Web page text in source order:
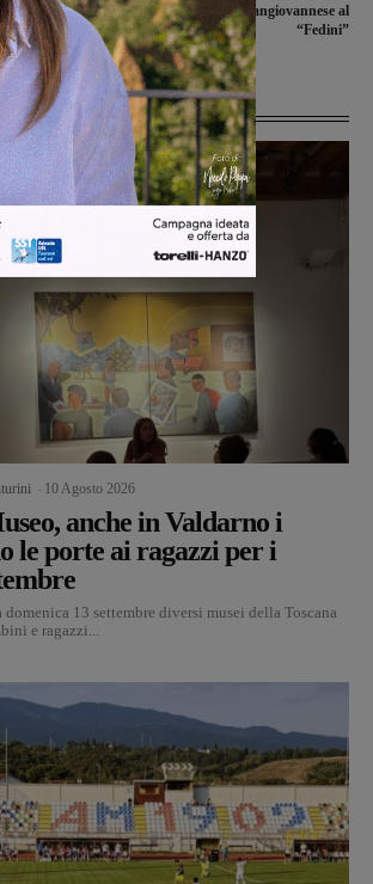
Traiana
per il ritorno della Sangiovannese al
“Fedini”
10 Agosto 2026
anche in Valdarno i
le porte ai ragazzi per i
13 settembre diversi musei della Toscana
e ragazzi...